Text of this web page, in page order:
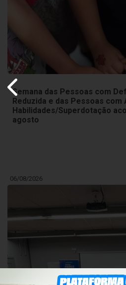
Semana das Pessoas com
Reduzida e das Pessoas com
Habilidades/Superdotação
agosto
06/08/2026